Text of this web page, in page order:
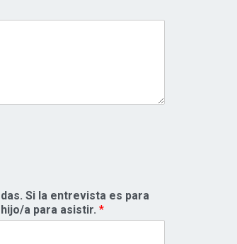
Si la entrevista es para
a para asistir. *